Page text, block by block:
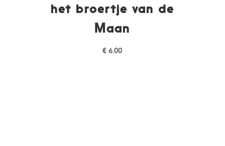
het broertje van de
Maan
€ 6,00